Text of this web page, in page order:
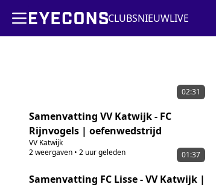
CLUBSNIEUWLIVE
02:31
Samenvatting VV Katwijk - FC
Rijnvogels | oefenwedstrijd
VV Katwijk
2weergaven • 2 uur geleden 01:37
Samenvatting FC Lisse - VV Katwijk |